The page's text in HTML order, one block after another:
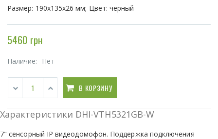
Размер: 190х135х26 мм; Цвет: черный
5460 грн
Наличие: Нет
В КОРЗИНУ
Характеристики DHI-VTH5321GB-W
7" сенсорный IP видеодомофон. Поддержка подключения